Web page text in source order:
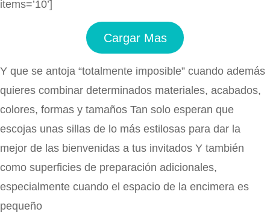
items=’10’]
Cargar Mas
Y que se antoja “totalmente imposible” cuando además
quieres combinar determinados materiales, acabados,
colores, formas y tamaños Tan solo esperan que
escojas unas sillas de lo más estilosas para dar la
mejor de las bienvenidas a tus invitados Y también
como superficies de preparación adicionales,
especialmente cuando el espacio de la encimera es
pequeño